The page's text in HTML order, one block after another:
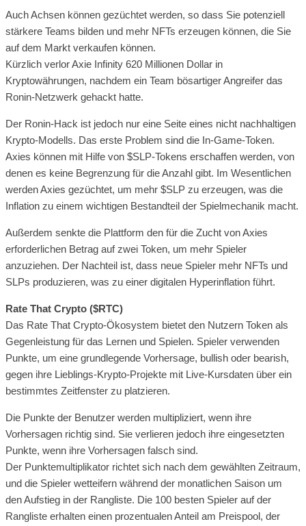
Auch Achsen können gezüchtet werden, so dass Sie potenziell
stärkere Teams bilden und mehr NFTs erzeugen können, die Sie
auf dem Markt verkaufen können.
Kürzlich verlor Axie Infinity 620 Millionen Dollar in
Kryptowährungen, nachdem ein Team bösartiger Angreifer das
Ronin-Netzwerk gehackt hatte.
Der Ronin-Hack ist jedoch nur eine Seite eines nicht nachhaltigen
Krypto-Modells. Das erste Problem sind die In-Game-Token.
Axies können mit Hilfe von $SLP-Tokens erschaffen werden, von
denen es keine Begrenzung für die Anzahl gibt. Im Wesentlichen
werden Axies gezüchtet, um mehr $SLP zu erzeugen, was die
Inflation zu einem wichtigen Bestandteil der Spielmechanik macht.
Außerdem senkte die Plattform den für die Zucht von Axies
erforderlichen Betrag auf zwei Token, um mehr Spieler
anzuziehen. Der Nachteil ist, dass neue Spieler mehr NFTs und
SLPs produzieren, was zu einer digitalen Hyperinflation führt.
Rate That Crypto ($RTC)
Das Rate That Crypto-Ökosystem bietet den Nutzern Token als
Gegenleistung für das Lernen und Spielen. Spieler verwenden
Punkte, um eine grundlegende Vorhersage, bullish oder bearish,
gegen ihre Lieblings-Krypto-Projekte mit Live-Kursdaten über ein
bestimmtes Zeitfenster zu platzieren.
Die Punkte der Benutzer werden multipliziert, wenn ihre
Vorhersagen richtig sind. Sie verlieren jedoch ihre eingesetzten
Punkte, wenn ihre Vorhersagen falsch sind.
Der Punktemultiplikator richtet sich nach dem gewählten Zeitraum,
und die Spieler wetteifern während der monatlichen Saison um
den Aufstieg in der Rangliste. Die 100 besten Spieler auf der
Rangliste erhalten einen prozentualen Anteil am Preispool, der